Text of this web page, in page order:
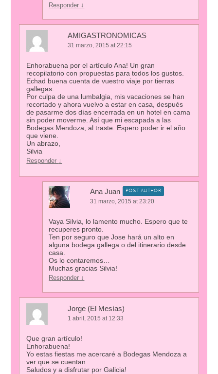
Responder ↓
AMIGASTRONOMICAS
31 marzo, 2015 at 22:15
Enhorabuena por el artículo Ana! Un gran
recopilatorio con propuestas para todos los gustos.
Echad buena cuenta de vuestro viaje por tierras
gallegas.
Por culpa de una lumbalgia, mis vacaciones se han
recortado y ahora vuelvo a estar en casa, después
de pasarme dos días encerrada en un hotel en cama
sin poder moverme. Así que mi escapada a las
Bodegas Mendoza, al traste. Espero poder ir el año
que viene.
Un abrazo,
Silvia
Responder ↓
Ana Juan POST AUTHOR
31 marzo, 2015 at 23:20
Vaya Silvia, lo lamento mucho. Espero que te
recuperes pronto.
Ten por seguro que Jose hará un alto en
alguna bodega gallega o del itinerario desde
casa.
Os lo contaremos…
Muchas gracias Silvia!
Responder ↓
Jorge (El Mesías)
1 abril, 2015 at 12:33
Que gran artículo!
Enhorabuena!
Yo estas fiestas me acercaré a Bodegas Mendoza a
ver que se cuentan.
Saludos y a disfrutar por Galicia!